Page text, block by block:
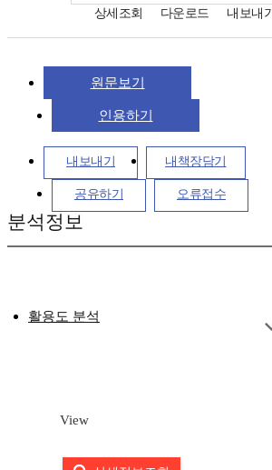
상세조회 다운로드 내보내기
원문보기
인용하기
내보내기 내책장담기
공유하기 오류접수
분석정보
활용도 분석
View